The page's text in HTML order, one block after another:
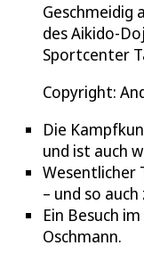
Geschmeidig
des Aikido-
Sportcenter
Copyright:
Die
und ist auch
Wesentlicher
– und so
Ein Besuch
Oschmann.